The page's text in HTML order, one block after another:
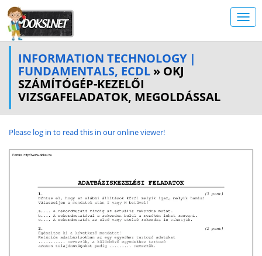
INFORMATION TECHNOLOGY |
FUNDAMENTALS, ECDL » OKJ
SZÁMÍTÓGÉP-KEZELŐI
VIZSGAFELADATOK, MEGOLDÁSSAL
Please log in to read this in our online viewer!